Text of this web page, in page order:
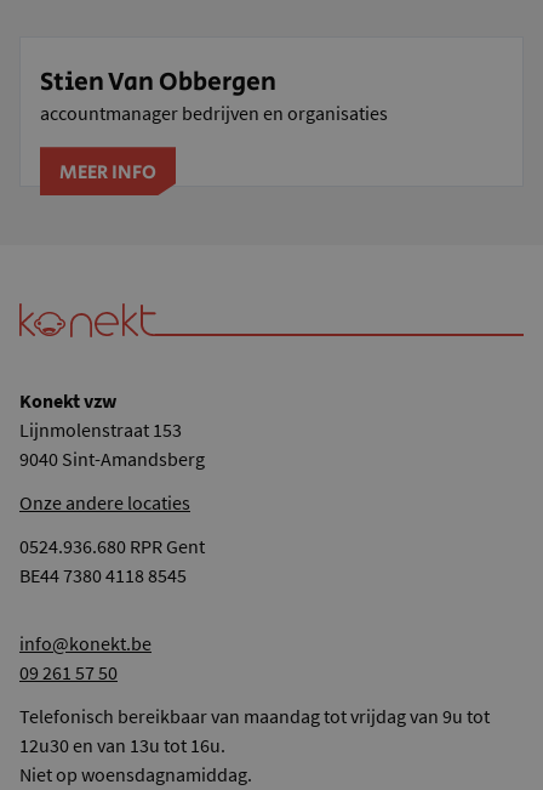
Stien Van Obbergen
accountmanager bedrijven en organisaties
MEER INFO
Konekt vzw
Lijnmolenstraat 153
9040 Sint-Amandsberg
Onze andere locaties
0524.936.680 RPR Gent
BE44 7380 4118 8545
info@konekt.be
09 261 57 50
Telefonisch bereikbaar van maandag tot vrijdag van 9u tot
12u30 en van 13u tot 16u.
Niet op woensdagnamiddag.